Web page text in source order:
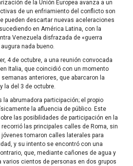
de la Unión Europea avanza a un
de un enfriamiento del conflicto son
pueden descartar nuevas aceleraciones
en América Latina, con la
Venezuela disfrazada de «guerra
nada bueno.
4 de octubre, a una reunión convocada
Italia, que coincidió con un momento
anteriores, que abarcaron la
la del 3 de octubre.
la abrumadora participación; el propio
la afluencia de público. Este
las posibilidades de participación en la
las principales calles de Roma, sin
tomaron calles laterales para
y su intento se encontró con una
que, mediante cañones de agua y
cientos de personas en dos grupos